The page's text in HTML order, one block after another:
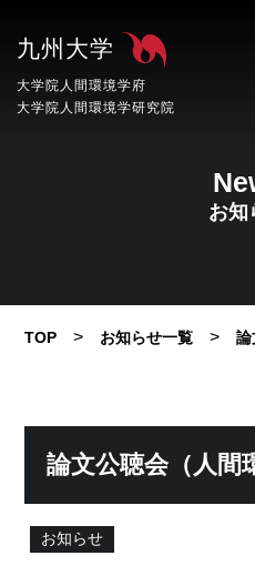
九州大学
大学院人間環境学府
大学院人間環境学研究院
お知
TOP > お知らせ一覧 > 論
論文公聴会（人間
お知らせ